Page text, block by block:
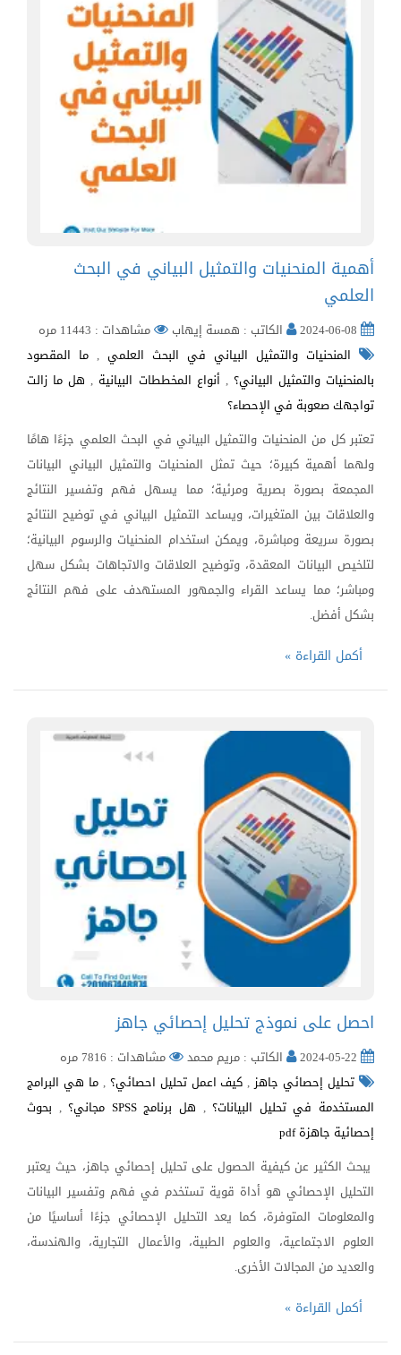
أهمية المنحنيات والتمثيل البياني في البحث
العلمي
الكاتب : همسة إيهاب
مشاهدات : 11443 مره
المنحنيات والتمثيل البياني في البحث العلمي , ما المقصود
بالمنحنيات والتمثيل البياني؟ , أنواع المخططات البيانية , هل ما زالت
تواجهك صعوبة في الإحصاء؟
تعتبر كل من المنحنيات والتمثيل البياني في البحث العلمي‏ جزءًا هامًا
ولهما أهمية كبيرة؛ حيث تمثل المنحنيات والتمثيل البياني البيانات
المجمعة بصورة بصرية ومرئية؛ مما يسهل فهم وتفسير النتائج
والعلاقات بين المتغيرات، ويساعد التمثيل البياني في توضيح النتائج
بصورة سريعة ومباشرة، ويمكن استخدام المنحنيات والرسوم البيانية؛
لتلخيص البيانات المعقدة، وتوضيح العلاقات والاتجاهات بشكل سهل
ومباشر؛ مما يساعد القراء والجمهور المستهدف على فهم النتائج
بشكل أفضل.
أكمل القراءة »
احصل على نموذج تحليل إحصائي جاهز
الكاتب : مريم محمد
مشاهدات : 7816 مره
تحليل إحصائي جاهز , كيف اعمل تحليل احصائي؟ ,ما هي البرامج
المستخدمة في تحليل البيانات؟, هل برنامج SPSS مجاني؟ , بحوث
إحصائية جاهزة pdf
يبحث الكثير عن كيفية الحصول على تحليل إحصائي جاهز، حيث يعتبر
التحليل الإحصائي هو أداة قوية تستخدم في فهم وتفسير البيانات
والمعلومات المتوفرة، كما يعد التحليل الإحصائي جزءًا أساسيًا من
العلوم الاجتماعية، والعلوم الطبية، والأعمال التجارية، والهندسة،
والعديد من المجالات الأخرى.
أكمل القراءة »